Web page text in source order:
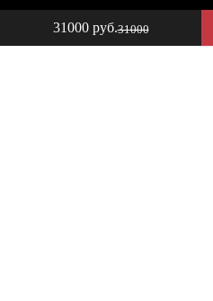
31000 руб.31000